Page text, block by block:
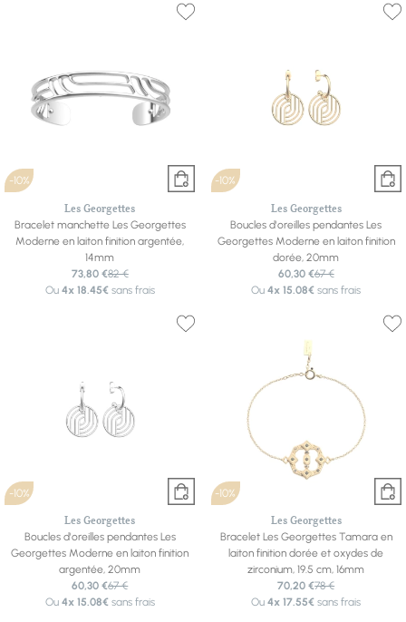
-10%
Les Georgettes
Bracelet manchette Les Georgettes
Moderne en laiton finition argentée,
14mm
73,80 €82 €
Ou 4x 18.45€sans frais
-10%
Les Georgettes
Boucles d'oreilles pendantes Les
Georgettes Moderne en laiton finition
dorée, 20mm
60,30 €67 €
Ou4x 15.08€ sans frais
-10%
Les Georgettes
Boucles d'oreilles pendantes Les
Georgettes Moderne en laiton finition
argentée, 20mm
60,30 €67 €
Ou 4x 15.08€sans frais
-10%
Les Georgettes
Bracelet Les Georgettes Tamara en
laiton finition dorée et oxydes de
zirconium, 19.5 cm, 16mm
70,20 €78 €
Ou4x 17.55€ sans frais